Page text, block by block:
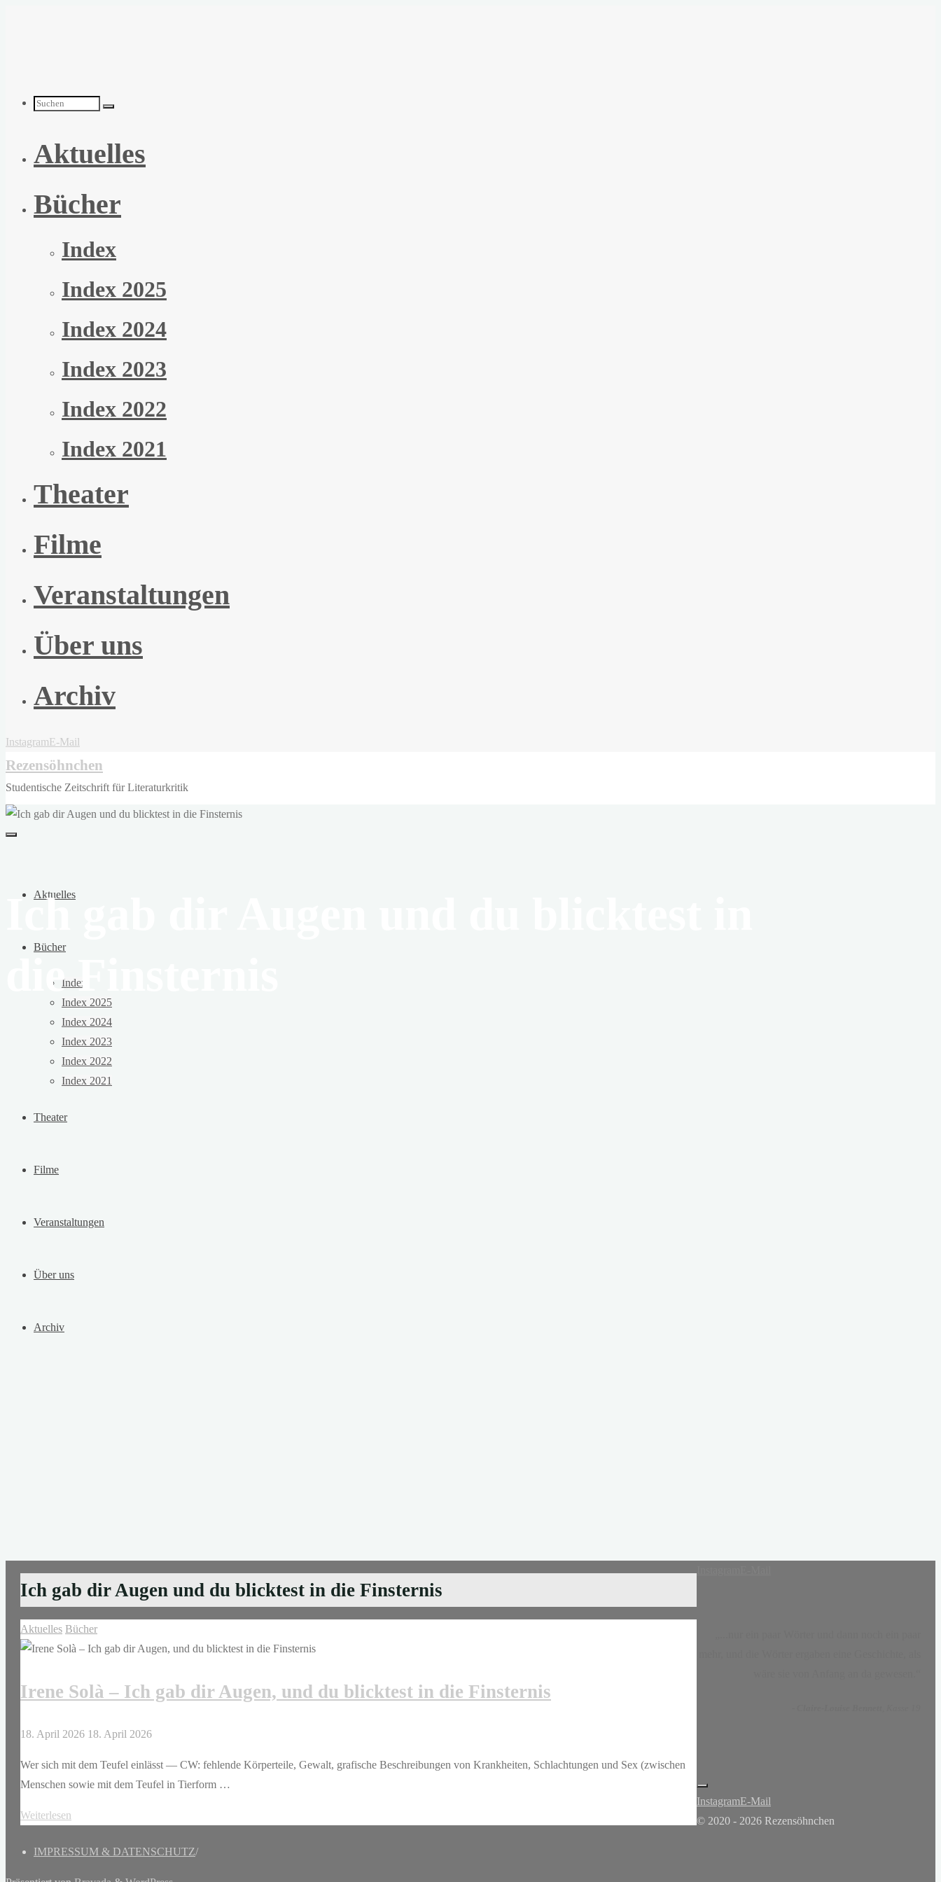
Suchen
nach:
Aktuelles
Bücher
Index
Index 2025
Index 2024
Index 2023
Index 2022
Index 2021
Theater
Filme
Veranstaltungen
Über uns
Archiv
InstagramE-Mail
Rezensöhnchen
Studentische Zeitschrift für Literaturkritik
Aktuelles
Bücher
Index
Index 2025
Index 2024
Index 2023
Index 2022
Index 2021
Theater
Filme
Veranstaltungen
Über uns
Archiv
Ich gab dir Augen und du blicktest in
die Finsternis
Ich gab dir Augen und du blicktest in die Finsternis
Aktuelles Bücher
Irene Solà – Ich gab dir Augen, und du blicktest in die Finsternis
18. April 2026 18. April 2026
Wer sich mit dem Teufel einlässt — CW: fehlende Körperteile, Gewalt, grafische Beschreibungen von Krankheiten, Schlachtungen und Sex (zwischen
Menschen sowie mit dem Teufel in Tierform …
Weiterlesen
–
InstagramE-Mail
© 2020 - 2026 Rezensöhnchen
IMPRESSUM & DATENSCHUTZ/